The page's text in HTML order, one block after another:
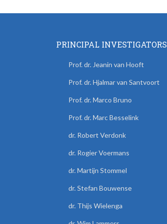
PRINCIPAL INVESTIGATORS
Prof. dr. Jeanin van Hooft
Prof. dr. Hjalmar van Santvoort
Prof. dr. Marco Bruno
Prof. dr. Marc Besselink
dr. Robert Verdonk
dr. Rogier Voermans
dr. Martijn Stommel
dr. Stefan Bouwense
dr. Thijs Wielenga